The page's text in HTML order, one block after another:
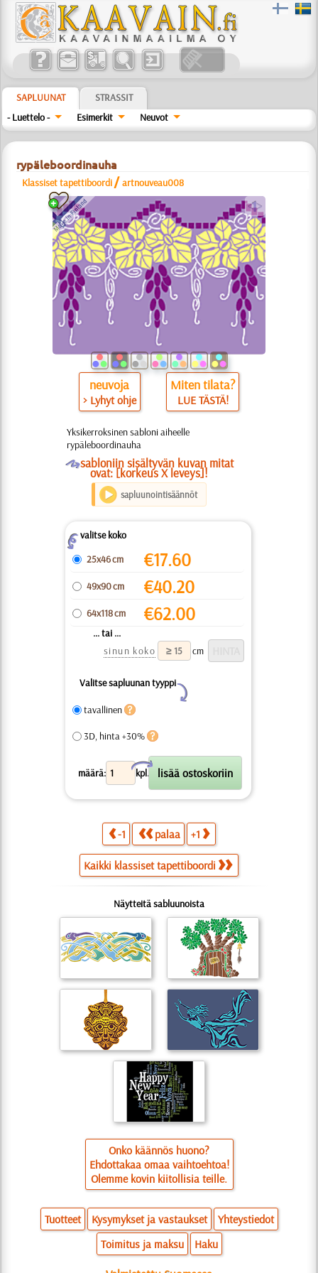
SAPLUUNAT
STRASSIT
- Luettelo -
Esimerkit Neuvot
rypäleboordinauha
Klassiset tapettiboordi /artnouveau008
a
neuvoja
> Lyhyt ohje
Miten tilata?
LUE TÄSTÄ!
Yksikerroksinen sabloni aiheelle
rypäleboordinauha
Osabloniin sisältyvän kuvan mitat
ovat: [korkeus X leveys]!
sapluunointisäännöt
Zvalitse koko
25x46 cm
€17.60
49x90 cm €40.20
64x118 cm €62.00
... tai ...
sinun koko
cm
Valitse sapluunan tyyppi
Y
tavallinen
3D, hinta +30%
määrä: kpl.
X
-1 palaa +1
Kaikki klassiset tapettiboordi
Näytteitä sabluunoista
Onko käännös huono?
Ehdottakaa omaa vaihtoehtoa!
Olemme kovin kiitollisia teille.
Tuotteet Kysymykset ja vastaukset
Yhteystiedot
Toimitus ja maksu
Haku